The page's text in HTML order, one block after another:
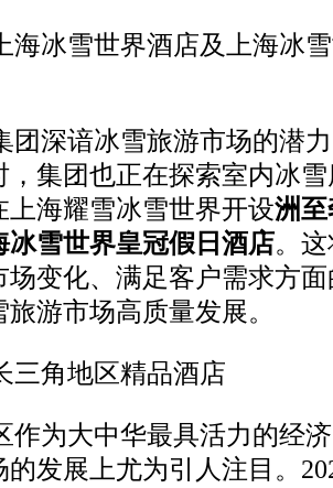
海冰雪世界酒店及上海冰
团深谙冰雪旅游市场的潜
，集团也正在探索室内冰
上海耀雪冰雪世界开设洲至
冰雪世界皇冠假日酒店。
场变化、满足客户需求方
游市场高质量发展。
三角地区精品酒店
作为大中华最具活力的经
的发展上尤为引人注目。